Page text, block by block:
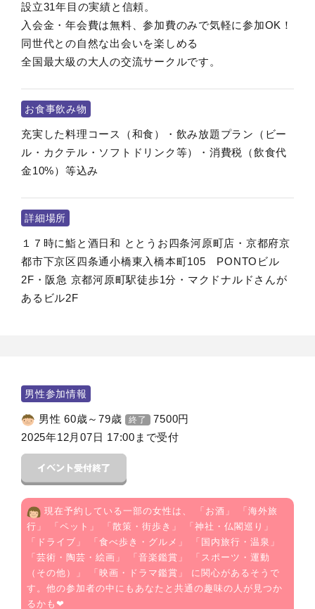
設立31年目の実績と信頼。
入会金・年会費は無料、参加費のみで気軽に参加OK！
同世代との自然な出会いを楽しめる
全国最大級の大人の交流サークルです。
お食事飲み物
充実した料理コース（和食）・飲み放題プラン（ビー
ル・カクテル・ソフトドリンク等）・消費税（飲食代
金10%）等込み
詳細場所
１７時に鮨と酒日和 ととうお四条河原町店・京都府京
都市下京区四条通小橋東入橋本町105 PONTOビル
2F・阪急 京都河原町駅徒歩1分・マクドナルドさんが
あるビル2F
男性参加情報
男性 60歳～79歳 終了 7500円
2025年12月07日 17:00まで受付
現在予約している一部の女性は、 「 お酒 」 「 海外旅
行 」 「 ペット 」 「 散策・街歩き 」 「 神社・仏閣巡り 」
「
ドライブ 」 「 食べ歩き・グルメ 」 「 国内旅行・温泉 」
「 芸術・陶芸・絵画 」 「 音楽鑑賞 」 「 スポーツ・運動
（その他）
」 「 映画・ドラマ鑑賞 」 に関心があるそうで
す。他の参加者の中にもあなたと共通の趣味の人が見つか
るかも❤